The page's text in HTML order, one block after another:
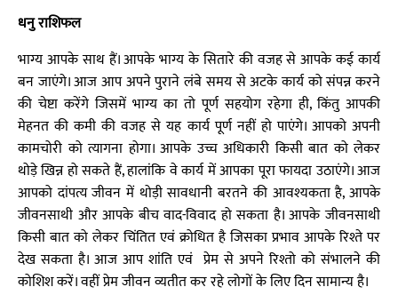
धनु राशिफल
भाग्य आपके साथ हैं। आपके भाग्य के सितारे की वजह से आपके कई कार्य
बन जाएंगे। आज आप अपने पुराने लंबे समय से अटके कार्य को संपन्न करने
की चेष्टा करेंगे जिसमें भाग्य का तो पूर्ण सहयोग रहेगा ही, किंतु आपकी
मेहनत की कमी की वजह से यह कार्य पूर्ण नहीं हो पाएंगे। आपको अपनी
कामचोरी को त्यागना होगा। आपके उच्च अधिकारी किसी बात को लेकर
थोड़े खिन्न हो सकते हैं, हालांकि वे कार्य में आपका पूरा फायदा उठाएंगे। आज
आपको दांपत्य जीवन में थोड़ी सावधानी बरतने की आवश्यकता है, आपके
जीवनसाथी और आपके बीच वाद-विवाद हो सकता है। आपके जीवनसाथी
किसी बात को लेकर चिंतित एवं क्रोधित है जिसका प्रभाव आपके रिश्ते पर
देख सकता है। आज आप शांति एवं प्रेम से अपने रिश्तो को संभालने की
कोशिश करें। वहीं प्रेम जीवन व्यतीत कर रहे लोगों के लिए दिन सामान्य है।